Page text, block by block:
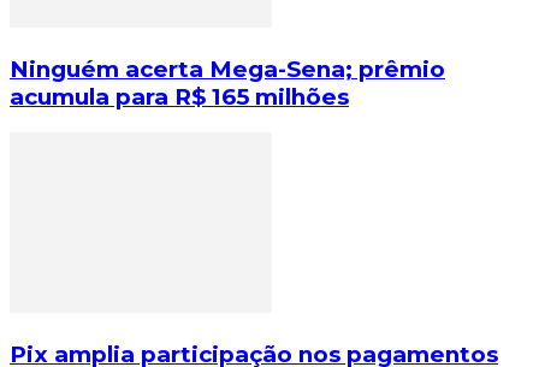
Ninguém acerta Mega-Sena; prêmio
acumula para R$ 165 milhões
Pix amplia participação nos pagamentos